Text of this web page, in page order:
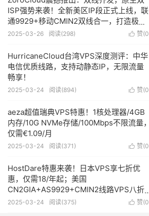
ISP强势来袭！全新美区IP段正式上线，联
通9929+移动CMIN2双线合一，打造极速
回国通道，仅需49元/月起，尽享稳定高带
 赞(0
2025-03-26 阅读(298)
HurricaneCloud台湾VPS深度测评：中华
电信优质线路，支持动静态IP，无限流量
畅享！
 赞(0
2025-03-24 阅读(894)
aeza超值瑞典VPS特惠！1核处理器/4GB
内存/10G NVMe存储/100Mbps不限流量，
仅需€1.09/月
 赞(0
2025-03-24 阅读(371 )
HostDare特惠来袭！日本VPS享七折优
惠，仅需18/年起；美国
CN2GIA+AS9929+CMIN2线路VPS八折
特惠，$28.7/年起
 赞(0
2025-03-24 阅读(375)